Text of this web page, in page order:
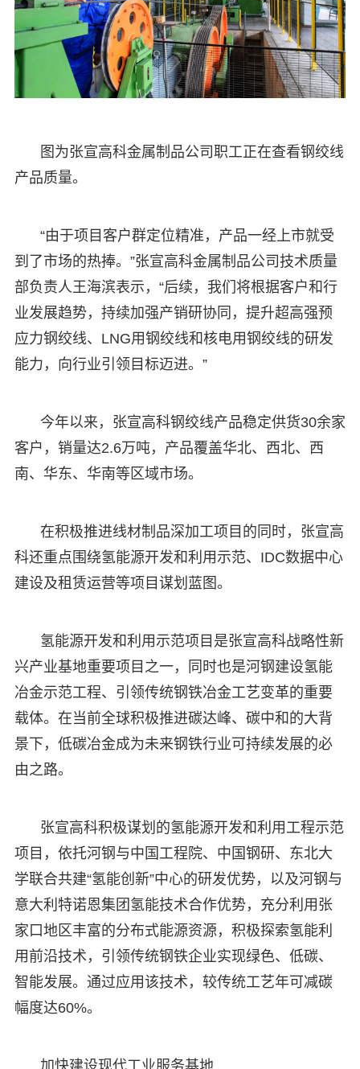
图为张宣高科金属制品公司职工正在查看钢绞线
产品质量。
“由于项目客户群定位精准，产品一经上市就受
到了市场的热捧。”张宣高科金属制品公司技术质量
部负责人王海滨表示，“后续，我们将根据客户和行
业发展趋势，持续加强产销研协同，提升超高强预
应力钢绞线、LNG用钢绞线和核电用钢绞线的研发
能力，向行业引领目标迈进。”
今年以来，张宣高科钢绞线产品稳定供货30余家
客户，销量达2.6万吨，产品覆盖华北、西北、西
南、华东、华南等区域市场。
在积极推进线材制品深加工项目的同时，张宣高
科还重点围绕氢能源开发和利用示范、IDC数据中心
建设及租赁运营等项目谋划蓝图。
氢能源开发和利用示范项目是张宣高科战略性新
兴产业基地重要项目之一，同时也是河钢建设氢能
冶金示范工程、引领传统钢铁冶金工艺变革的重要
载体。在当前全球积极推进碳达峰、碳中和的大背
景下，低碳冶金成为未来钢铁行业可持续发展的必
由之路。
张宣高科积极谋划的氢能源开发和利用工程示范
项目，依托河钢与中国工程院、中国钢研、东北大
学联合共建“氢能创新”中心的研发优势，以及河钢与
意大利特诺恩集团氢能技术合作优势，充分利用张
家口地区丰富的分布式能源资源，积极探索氢能利
用前沿技术，引领传统钢铁企业实现绿色、低碳、
智能发展。通过应用该技术，较传统工艺年可减碳
幅度达60%。
加快建设现代工业服务基地